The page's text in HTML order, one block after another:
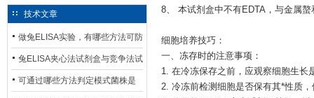
技术文章
做兔ELISA实验，有哪些方法可防
止平台效应发生？
兔ELISA夹心法试剂盒与竞争法试
剂盒，适用检测场景存在哪些差
可通过哪些方法判定模式菌株是
8、 本试剂盒中不有EDTA，与金属
细胞培养技巧：
一、冻存时的注意事项：
1. 在冷冻保存之前，应观察细胞生长
2. 冷冻前检测细胞是否保有其*性质